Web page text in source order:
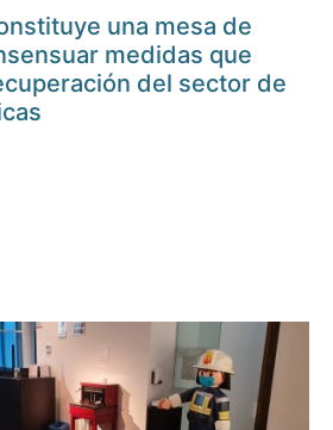
una mesa de
medidas que
del sector de